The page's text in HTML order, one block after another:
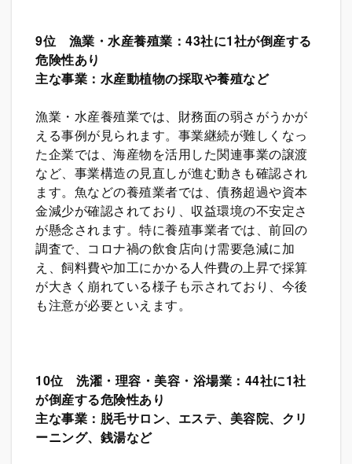
9位 漁業・水産養殖業：43社に1社が倒産する
危険性あり
主な事業：水産動植物の採取や養殖など
漁業・水産養殖業では、財務面の弱さがうかが
える事例が見られます。事業継続が難しくなっ
た企業では、海産物を活用した関連事業の譲渡
など、事業構造の見直しが進む動きも確認され
ます。魚などの養殖業者では、債務超過や資本
金減少が確認されており、収益環境の不安定さ
が懸念されます。特に養殖事業者では、前回の
調査で、コロナ禍の飲食店向け需要急減に加
え、飼料費や加工にかかる人件費の上昇で採算
が大きく崩れている様子も示されており、今後
も注意が必要といえます。
10位 洗濯・理容・美容・浴場業：44社に1社
が倒産する危険性あり
主な事業：脱毛サロン、エステ、美容院、クリ
ーニング、銭湯など